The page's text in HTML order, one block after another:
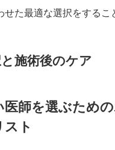
せた最適な選択をするこ
施術後のケア
医師を選ぶため
スト